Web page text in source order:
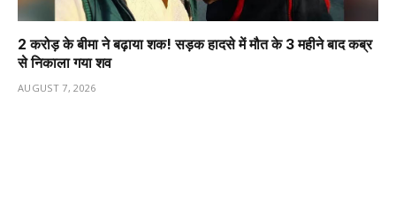
2 करोड़ के बीमा ने बढ़ाया शक! सड़क हादसे में मौत के 3 महीने बाद कब्र
से निकाला गया शव
AUGUST 7, 2026